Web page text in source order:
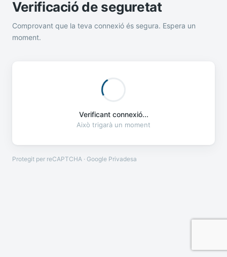
Verificació de seguretat
Comprovant que la teva connexió és segura. Espera un
moment.
Verificant connexió...
Això trigarà un moment
Protegit per reCAPTCHA · Google Privadesa